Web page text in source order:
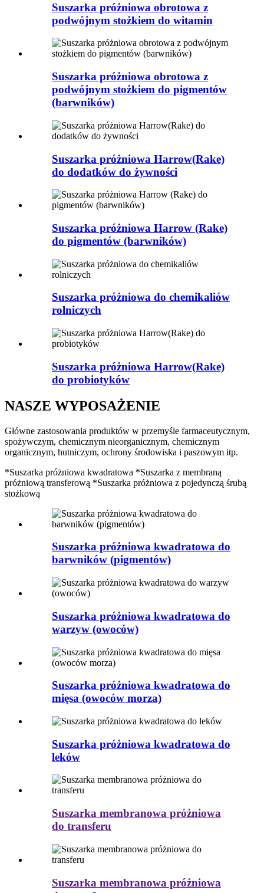
Suszarka próżniowa obrotowa z
podwójnym stożkiem do witamin
Suszarka próżniowa obrotowa z
podwójnym stożkiem do pigmentów
(barwników)
Suszarka próżniowa Harrow(Rake)
do dodatków do żywności
Suszarka próżniowa Harrow (Rake)
do pigmentów (barwników)
Suszarka próżniowa do chemikaliów
rolniczych
Suszarka próżniowa Harrow(Rake)
do probiotyków
NASZE WYPOSAŻENIE
Główne zastosowania produktów w przemyśle farmaceutycznym,
spożywczym, chemicznym nieorganicznym, chemicznym
organicznym, hutniczym, ochrony środowiska i paszowym itp.
*Suszarka próżniowa kwadratowa *Suszarka z membraną
próżniową transferową *Suszarka próżniowa z pojedynczą śrubą
stożkową
Suszarka próżniowa kwadratowa do
barwników (pigmentów)
Suszarka próżniowa kwadratowa do
warzyw (owoców)
Suszarka próżniowa kwadratowa do
mięsa (owoców morza)
Suszarka próżniowa kwadratowa do
leków
Suszarka membranowa próżniowa
do transferu
Suszarka membranowa próżniowa